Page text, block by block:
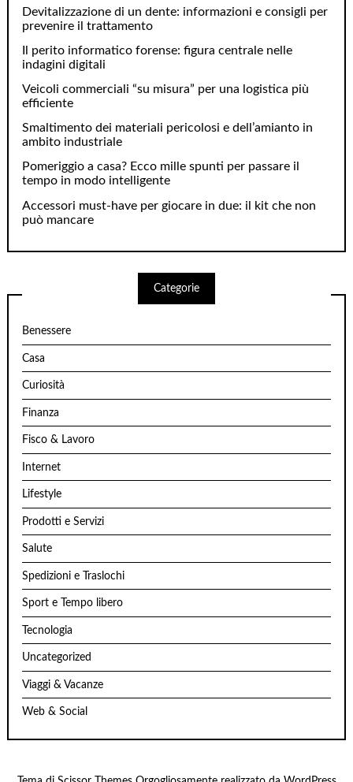
Devitalizzazione di un dente: informazioni e consigli per
prevenire il trattamento
Il perito informatico forense: figura centrale nelle
indagini digitali
Veicoli commerciali “su misura” per una logistica più
efficiente
Smaltimento dei materiali pericolosi e dell’amianto in
ambito industriale
Pomeriggio a casa? Ecco mille spunti per passare il
tempo in modo intelligente
Accessori must-have per giocare in due: il kit che non
può mancare
Categorie
Benessere
Casa
Curiosità
Finanza
Fisco & Lavoro
Internet
Lifestyle
Prodotti e Servizi
Salute
Spedizioni e Traslochi
Sport e Tempo libero
Tecnologia
Uncategorized
Viaggi & Vacanze
Web & Social